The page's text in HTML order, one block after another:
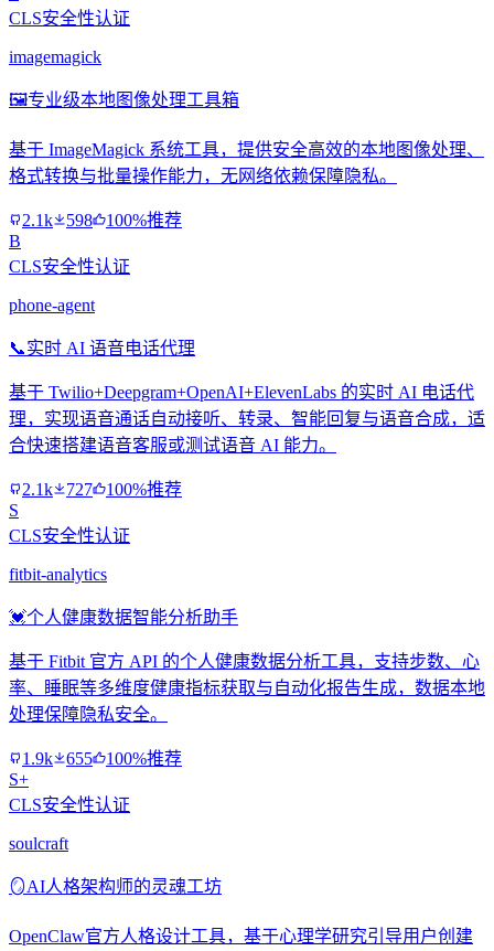
CLS安全性认证
imagemagick
🖼️专业级本地图像处理工具箱
基于 ImageMagick 系统工具，提供安全高效的本地图像处理、
格式转换与批量操作能力，无网络依赖保障隐私。
2.1k 598
100%推荐
B
CLS安全性认证
phone-agent
📞实时 AI 语音电话代理
基于 Twilio+Deepgram+OpenAI+ElevenLabs 的实时 AI 电话代
理，实现语音通话自动接听、转录、智能回复与语音合成，适
合快速搭建语音客服或测试语音 AI 能力。
2.1k 727
100%推荐
S
CLS安全性认证
fitbit-analytics
💓个人健康数据智能分析助手
基于 Fitbit 官方 API 的个人健康数据分析工具，支持步数、心
率、睡眠等多维度健康指标获取与自动化报告生成，数据本地
处理保障隐私安全。
1.9k 655
100%推荐
S+
CLS安全性认证
soulcraft
🪞AI人格架构师的灵魂工坊
OpenClaw官方人格设计工具，基于心理学研究引导用户创建